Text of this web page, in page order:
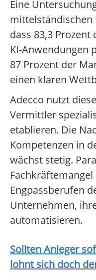
Eine
mittelständischen
dass 83,3
KI-Anwendungen
87 Prozent der
einen klaren
Adecco nutzt
Vermittler
etablieren. Die
Kompetenzen in
wächst stetig.
Engpassberufen
Unternehmen,
automatisieren.
Sollten Anleger
lohnt sich doch